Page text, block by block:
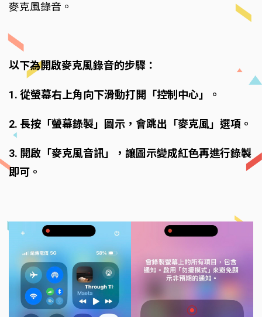
麥克風錄音。
以下為開啟麥克風錄音的步驟：
1. 從螢幕右上角向下滑動打開「控制中心」。
2. 長按「螢幕錄製」圖示，會跳出「麥克風」選項。
3. 開啟「麥克風音訊」，讓圖示變成紅色再進行錄製
即可。